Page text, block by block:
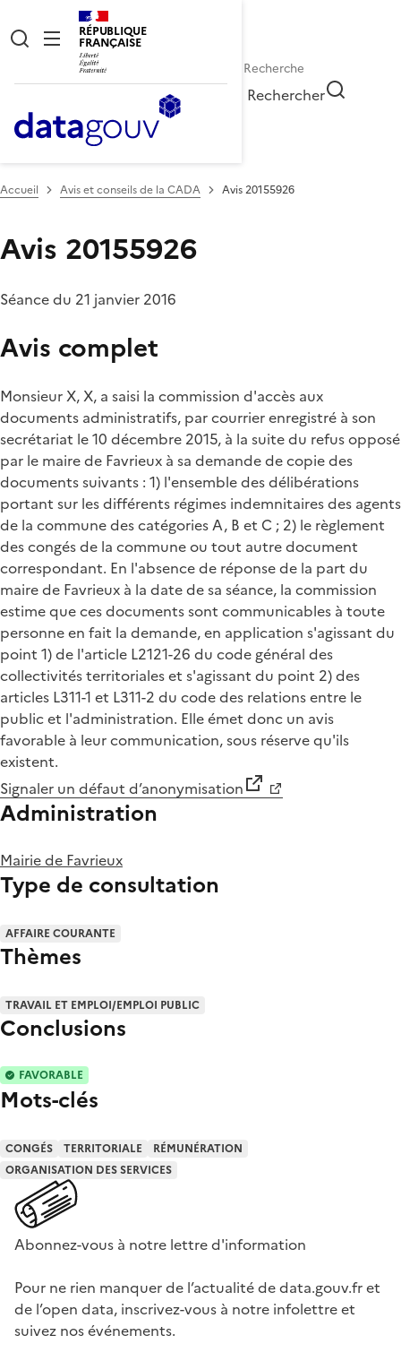
RÉPUBLIQUE
FRANÇAISE
Rechercher
Accueil Avis et conseils de la CADA Avis 20155926
Avis 20155926
Séance du 21 janvier 2016
Avis complet
Monsieur X, X, a saisi la commission d'accès aux
documents administratifs, par courrier enregistré à son
secrétariat le 10 décembre 2015, à la suite du refus opposé
par le maire de Favrieux à sa demande de copie des
documents suivants : 1) l'ensemble des délibérations
portant sur les différents régimes indemnitaires des agents
de la commune des catégories A, B et C ; 2) le règlement
des congés de la commune ou tout autre document
correspondant. En l'absence de réponse de la part du
maire de Favrieux à la date de sa séance, la commission
estime que ces documents sont communicables à toute
personne en fait la demande, en application s'agissant du
point 1) de l'article L2121-26 du code général des
collectivités territoriales et s'agissant du point 2) des
articles L311-1 et L311-2 du code des relations entre le
public et l'administration. Elle émet donc un avis
favorable à leur communication, sous réserve qu'ils
existent.
Signaler un défaut d’anonymisation
Administration
Mairie de Favrieux
Type de consultation
AFFAIRE COURANTE
Thèmes
TRAVAIL ET EMPLOI/EMPLOI PUBLIC
Conclusions
FAVORABLE
Mots-clés
CONGÉS TERRITORIALE
RÉMUNÉRATION
ORGANISATION DES SERVICES
Abonnez-vous à notre lettre d'information
Pour ne rien manquer de l’actualité de data.gouv.fr et
de l’open data, inscrivez-vous à notre infolettre et
suivez nos événements.